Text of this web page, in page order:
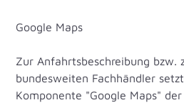
Google Maps
Zur Anfahrtsbeschreibung bzw.
bundesweiten Fachhändler
Komponente "Google Maps"